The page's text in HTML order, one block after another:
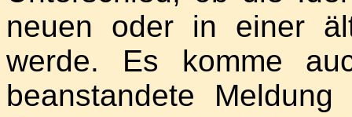
neuen oder in einer
werde. Es komme
beanstandete